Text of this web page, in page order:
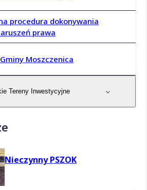
procedura dokonywania
prawa
Moszczenica
Tereny Inwestycyjne
Nieczynny PSZOK